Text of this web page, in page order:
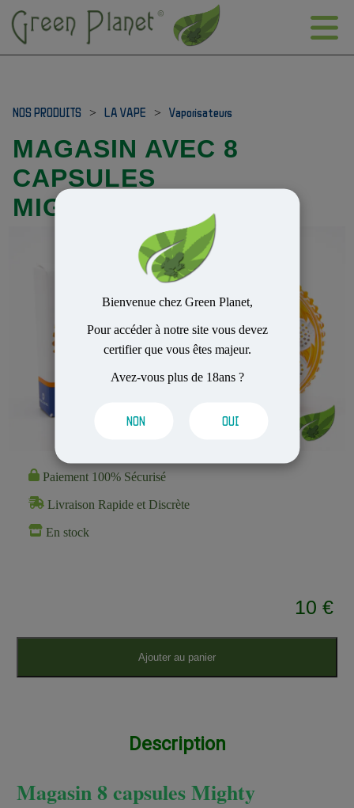
Bienvenue chez Green Planet,
Pour accéder à notre site vous devez
certifier que vous êtes majeur.
Avez-vous plus de 18ans ?
NON OUI
NOS PRODUITS > LA VAPE > Vaporisateurs
MAGASIN AVEC 8
CAPSULES
MIGHTY/CRAFTY
Paiement 100% Sécurisé
Livraison Rapide et Discrète
En stock
10 €
Ajouter au panier
Description
Magasin 8 capsules Mighty